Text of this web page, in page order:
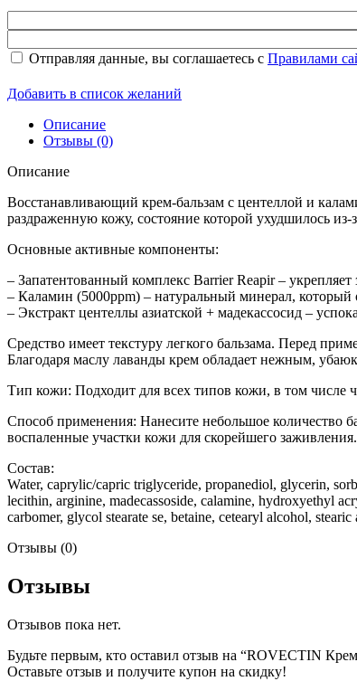
Отправляя данные, вы соглашаетесь с Правилами
Добавить в список желаний
Описание
Отзывы (0)
Описание
Восстанавливающий крем-бальзам с центеллой и
раздраженную кожу, состояние которой ухудшилось
Основные активные компоненты:
– Запатентованный комплекс Barrier Reapir –
– Каламин (5000ppm) – натуральный минерал, который
– Экстракт центеллы азиатской + мадекассосид –
Средство имеет текстуру легкого бальзама. Перед
Благодаря маслу лаванды крем обладает нежным,
Тип кожи: Подходит для всех типов кожи, в том числе
Способ применения: Нанесите небольшое количество
воспаленные участки кожи для скорейшего заживления.
Состав:
Water, caprylic/capric triglyceride, propanediol, glycerin,
lecithin, arginine, madecassoside, calamine, hydroxyethyl
carbomer, glycol stearate se, betaine, cetearyl alcohol,
Отзывы (0)
Отзывы
Отзывов пока нет.
Будьте первым, кто оставил отзыв на “ROVECTIN
Оставьте отзыв и получите купон на скидку!